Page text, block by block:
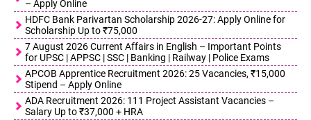
– Apply Online
HDFC Bank Parivartan Scholarship 2026-27: Apply Online for
Scholarship Up to ₹75,000
7 August 2026 Current Affairs in English – Important Points
for UPSC | APPSC | SSC | Banking | Railway | Police Exams
APCOB Apprentice Recruitment 2026: 25 Vacancies, ₹15,000
Stipend – Apply Online
ADA Recruitment 2026: 111 Project Assistant Vacancies –
Salary Up to ₹37,000 + HRA